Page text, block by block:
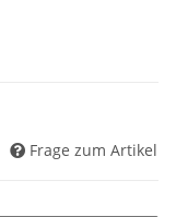
Frage zum Artikel